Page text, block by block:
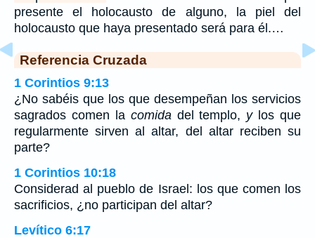
presente el holocausto de alguno, la piel del
holocausto que haya presentado será para él.…
Referencia Cruzada
1 Corintios 9:13
¿No sabéis que los que desempeñan los servicios
sagrados comen la comida del templo, ylos que
regularmente sirven al altar, del altar reciben su
parte?
1 Corintios 10:18
Considerad al pueblo de Israel: los que comen los
sacrificios, ¿no participan del altar?
Levítico 6:17